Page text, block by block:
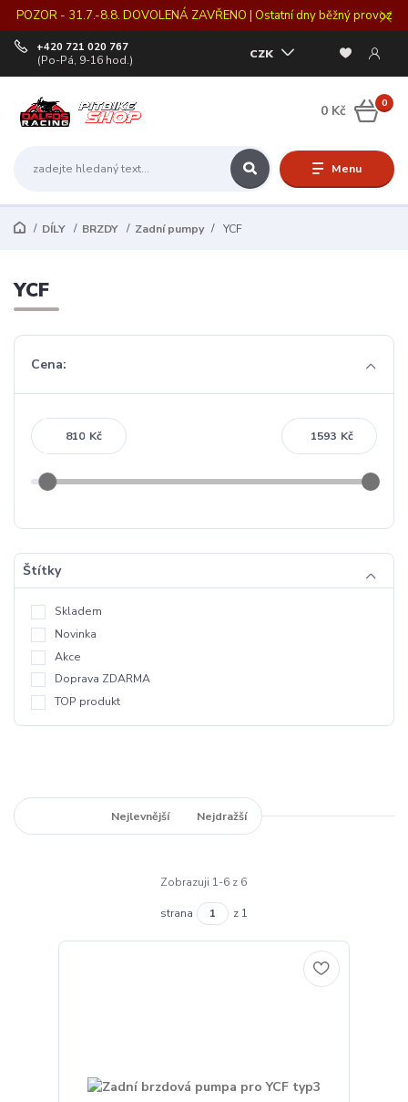
POZOR - 31.7.-8.8. DOVOLENÁ ZAVŘENO | Ostatní dny běžný provoz
Menu
CZK
+420 721 020 767
(Po-Pá, 9-16 hod.)
0
0 Kč
DÍLY BRZDY Zadní pumpy YCF
YCF
Cena:
Kč Kč
Štítky
Skladem
Novinka
Akce
Doprava ZDARMA
TOP produkt
Nejlevnější Nejdražší
Zobrazuji 1-6 z 6
strana z 1